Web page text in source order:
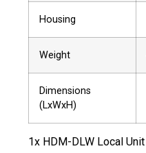
Housing
Weight
Dimensions
(LxWxH)
1x HDM-DLW Local Unit